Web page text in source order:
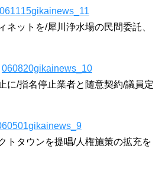
061115gikainews_11
ネットを/犀川浄水場の民間委託、
060820gikainews_10
に/指名停止業者と随意契約/議員定
トタウンを提唱/人権施策の拡充を